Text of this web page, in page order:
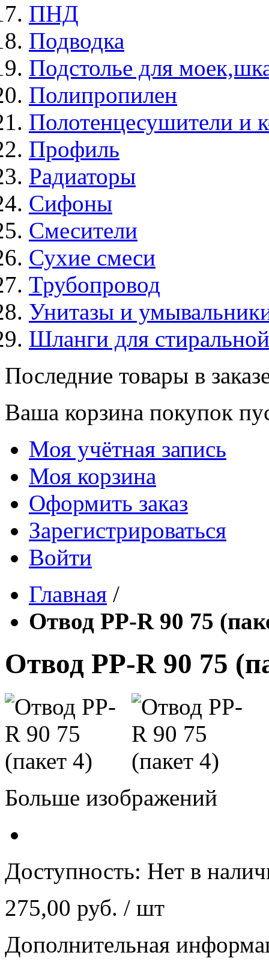
ПНД
Подводка
Подстолье для
Полипропилен
Полотенцесушители и
Профиль
Радиаторы
Сифоны
Смесители
Сухие смеси
Трубопровод
Унитазы и
Шланги для
Последние товары в
Ваша корзина покупок
Моя учётная запись
Моя корзина
Оформить заказ
Зарегистрироваться
Войти
Главная /
Отвод PP-R 90 75
Отвод PP-R 90 75
Больше изображений
Доступность: Нет в
275,00 руб. / шт
Дополнительная